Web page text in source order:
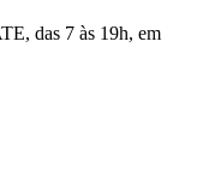
das 7 às 19h, em